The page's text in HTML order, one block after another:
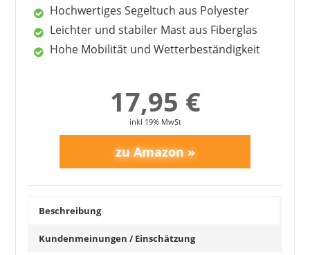
CIM
Hochwertiges Segeltuch aus Polyester
Leichter und stabiler Mast aus Fiberglas
Hohe Mobilität und Wetterbeständigkeit
17,95 €
inkl 19% MwSt
Beschreibung
Kundenmeinungen / Einschätzung